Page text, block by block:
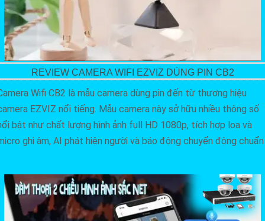
REVIEW CAMERA WIFI EZVIZ DÙNG PIN CB2
Wifi CB2 là mẫu camera dùng pin đến từ thương hiệu
EZVIZ nổi tiếng. Mẫu camera này sở hữu nhiều thông số
bật như chất lượng hình ảnh full HD 1080p, tích hợp loa và
ghi âm, AI phát hiện người và báo động chuyển động chuẩn